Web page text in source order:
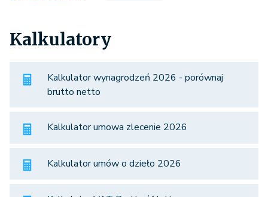
Kalkulatory
Kalkulator wynagrodzeń 2026 - porównaj
brutto netto
Kalkulator umowa zlecenie 2026
Kalkulator umów o dzieło 2026